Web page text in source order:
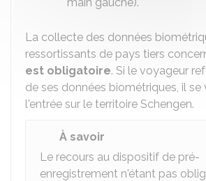
La collecte des données
ressortissants de pays tiers
est obligatoire. Si le voyageur
de ses données biométriques, il se
l'entrée sur le territoire Schengen.
À savoir
Le recours au dispositif de pré-
enregistrement n'étant pas